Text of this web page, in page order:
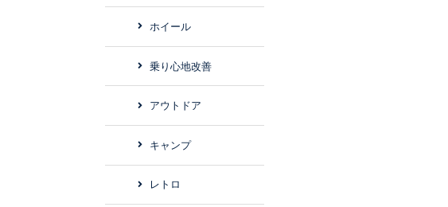
ホイール
乗り心地改善
アウトドア
キャンプ
レトロ